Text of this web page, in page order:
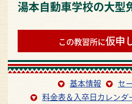
湯本自動車学校の大型
この教習所に仮申
基本情報
セ
料金表＆入卒日カレンダ